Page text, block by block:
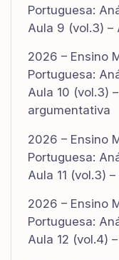
Portuguesa:
Aula 9 (vol.3)
2026 – Ensino
Portuguesa:
Aula 10 (vol.3)
argumentativa
2026 – Ensino
Portuguesa:
Aula 11 (vol.3)
2026 – Ensino
Portuguesa:
Aula 12 (vol.4)